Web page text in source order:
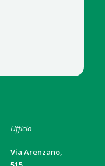
Ufficio
Via Arenzano,